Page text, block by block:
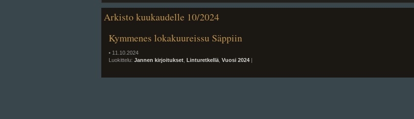
Arkisto kuukaudelle 10/2024
Kymmenes lokakuureissu Säppiin
• 11.10.2024
Luokittelu: Jannen kirjoitukset Linturetkellä Vuosi 2024 |